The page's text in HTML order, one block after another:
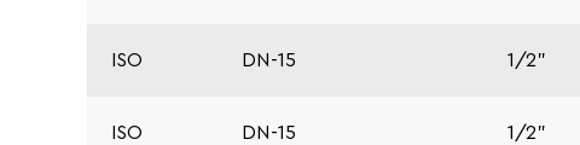
ISO DN-15 1/2"
ISO DN-15 1/2"